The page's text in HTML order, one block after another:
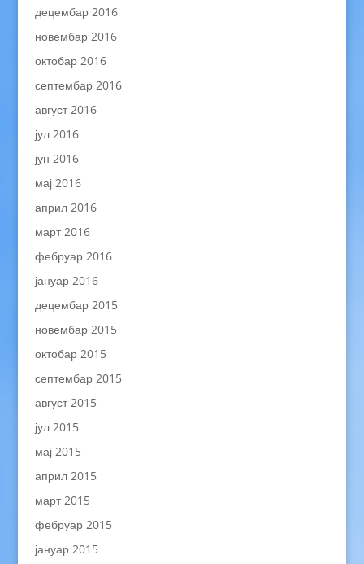
децембар 2016
новембар 2016
октобар 2016
септембар 2016
август 2016
јул 2016
јун 2016
мај 2016
април 2016
март 2016
фебруар 2016
јануар 2016
децембар 2015
новембар 2015
октобар 2015
септембар 2015
август 2015
јул 2015
мај 2015
април 2015
март 2015
фебруар 2015
јануар 2015